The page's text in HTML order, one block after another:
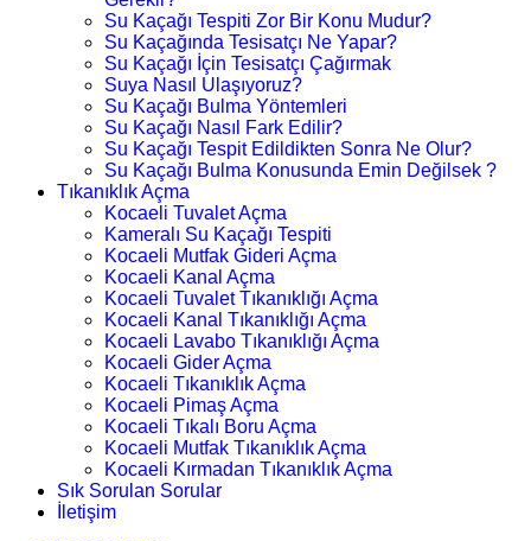
Su Kaçağı Tespiti Zor Bir Konu Mudur?
Su Kaçağında Tesisatçı Ne Yapar?
Su Kaçağı İçin Tesisatçı Çağırmak
Suya Nasıl Ulaşıyoruz?
Su Kaçağı Bulma Yöntemleri
Su Kaçağı Nasıl Fark Edilir?
Su Kaçağı Tespit Edildikten Sonra Ne Olur?
Su Kaçağı Bulma Konusunda Emin Değilsek ?
Tıkanıklık Açma
Kocaeli Tuvalet Açma
Kameralı Su Kaçağı Tespiti
Kocaeli Mutfak Gideri Açma
Kocaeli Kanal Açma
Kocaeli Tuvalet Tıkanıklığı Açma
Kocaeli Kanal Tıkanıklığı Açma
Kocaeli Lavabo Tıkanıklığı Açma
Kocaeli Gider Açma
Kocaeli Tıkanıklık Açma
Kocaeli Pimaş Açma
Kocaeli Tıkalı Boru Açma
Kocaeli Mutfak Tıkanıklık Açma
Kocaeli Kırmadan Tıkanıklık Açma
Sık Sorulan Sorular
İletişim